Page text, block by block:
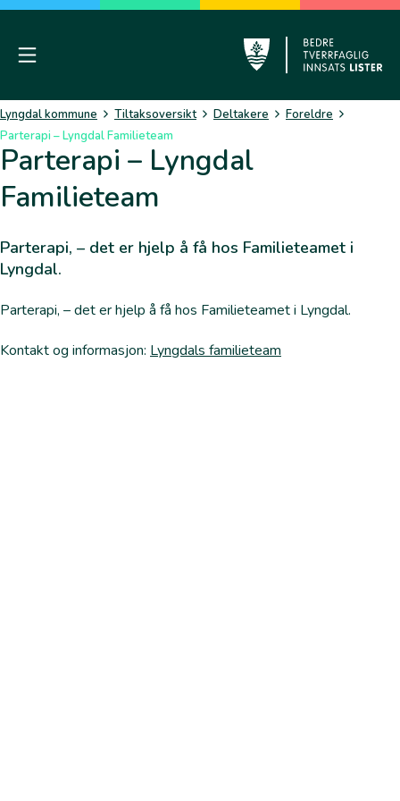
Skip
contentMobile Menu
Lyngdal
Lyngdal kommune Tiltaksoversikt Deltakere
Foreldre
Parterapi – Lyngdal Familieteam
Parterapi – Lyngdal
Familieteam
Parterapi, – det er hjelp å få hos Familieteamet i
Lyngdal.
Parterapi, – det er hjelp å få hos Familieteamet i Lyngdal.
Kontakt og informasjon: Lyngdals familieteam